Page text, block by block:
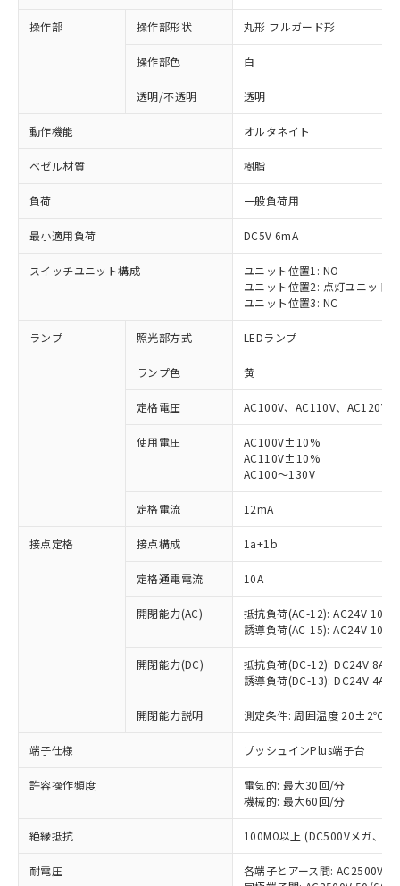
操作部 操作部形状 丸形 フルガード形
操作部色 白
透明/不透明 透明
動作機能 オルタネイト
ベゼル材質 樹脂
負荷 一般負荷用
最小適用負荷 DC5V 6mA
スイッチユニット構成
ユニット位置1: NO
ユニット位置2: 点灯ユニット
ユニット位置3: NC
ランプ 照光部方式 LEDランプ
ランプ色 黄
定格電圧 AC100V、AC110V、AC120V
使用電圧
AC100V±10%
AC110V±10%
AC100～130V
定格電流 12mA
接点定格 接点構成 1a+1b
定格通電電流 10A
開閉能力(AC)
抵抗負荷(AC-12): AC24V 10A/
誘導負荷(AC-15): AC24V
開閉能力(DC)
抵抗負荷(DC-12): DC24V 8A/
誘導負荷(DC-13): DC24V 4A/
開閉能力説明 測定条件: 周囲温度 20±2℃、
端子仕様 プッシュインPlus端子台
許容操作頻度
電気的: 最大30回/分
機械的: 最大60回/分
絶縁抵抗 100MΩ以上 (DC500Vメガ、点
耐電圧
各端子とアース間: AC2500V
ご利用条件
以下の条件をお読みいただき、同意のうえ
本サービスは、当社制御機器事業取扱
商品の当社在庫状況および標準価格
(税抜)を提供させていただくもので
当社制御機器事業取扱商品の中には、
本サービスの対象外となる商品もある
ことをご了承ください。
※1 対応状況
対応済み：EU RoHS指令（10物質）の
非含有に対応した製品が提供可能な商品で
対応予定：EU RoHS指令（10物質）の非含
有に対応した製品に切り替える予定のある
対応予定なし：EU RoHS指令（10物質）の
非含有に非対応の商品で、対応品を出す予
調査・確認中：EU RoHS指令（10物質）の
非含有の対応状況を調査中または確認中の
商品です。
非該当品：ライセンス料など無形物で、有
害物質有無と関係のない商品です。
仕入先様の事情により、非含有部品として
いたものが、含有品と判明した場合などや
「○」：最大均質材料含有率が中国RoHSの
「×」：最大均質材料含有率が中国RoHSの
基準値を超えていることを示します。
当社は、これら貴社製品のうち、外国